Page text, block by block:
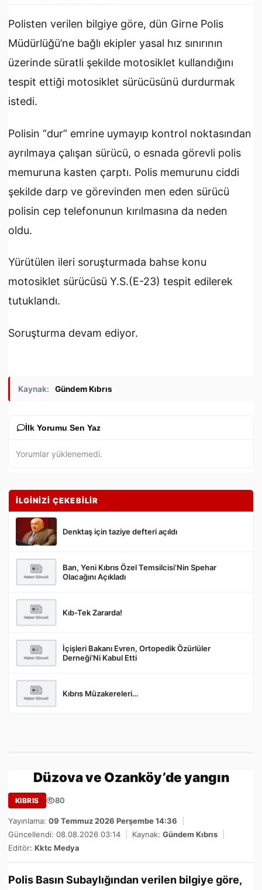
Polisten verilen bilgiye göre, dün Girne Polis
Müdürlüğü’ne bağlı ekipler yasal hız sınırının
üzerinde süratli şekilde motosiklet kullandığını
tespit ettiği motosiklet sürücüsünü durdurmak
istedi.
Polisin “dur” emrine uymayıp kontrol noktasından
ayrılmaya çalışan sürücü, o esnada görevli polis
memuruna kasten çarptı. Polis memurunu ciddi
şekilde darp ve görevinden men eden sürücü
polisin cep telefonunun kırılmasına da neden
oldu.
Yürütülen ileri soruşturmada bahse konu
motosiklet sürücüsü Y.S.(E-23) tespit edilerek
tutuklandı.
Soruşturma devam ediyor.
Kaynak: Gündem Kıbrıs
İlk Yorumu Sen Yaz
Gönder
Yorumlar yüklenemedi.
İLGİNİZİ ÇEKEBİLİR
Denktaş için taziye defteri açıldı
Ban, Yeni Kıbrıs Özel Temsilcisi’Nin Spehar
Olacağını Açıkladı
Kıb-Tek Zararda!
İçişleri Bakanı Evren, Ortopedik Özürlüler
Derneği’Ni Kabul Etti
Kıbrıs Müzakereleri…
Düzova ve Ozanköy’de yangın
KIBRIS 80
Yayınlama: 09 Temmuz 2026 Perşembe 14:36
Güncellendi: 08.08.2026 03:14
Kaynak: Gündem Kıbrıs
Editör: Kktc Medya
Polis Basın Subaylığından verilen bilgiye göre,